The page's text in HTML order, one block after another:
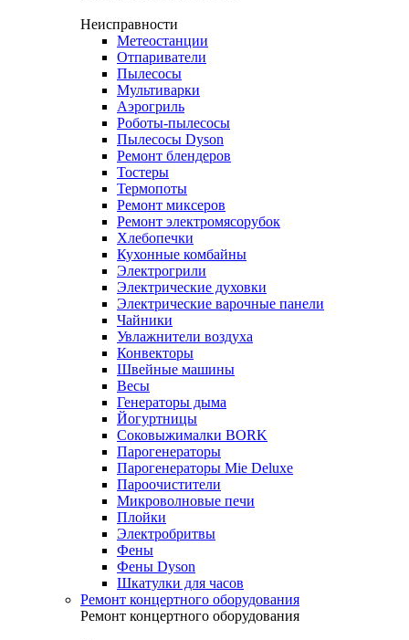
Неисправности
Метеостанции
Отпариватели
Пылесосы
Мультиварки
Аэрогриль
Роботы-пылесосы
Пылесосы Dyson
Ремонт блендеров
Тостеры
Термопоты
Ремонт миксеров
Ремонт электромясорубок
Хлебопечки
Кухонные комбайны
Электрогрили
Электрические духовки
Электрические варочные панели
Чайники
Увлажнители воздуха
Конвекторы
Швейные машины
Весы
Генераторы дыма
Йогуртницы
Соковыжималки BORK
Парогенераторы
Парогенераторы Mie Deluxe
Пароочистители
Микроволновые печи
Плойки
Электробритвы
Фены
Фены Dyson
Шкатулки для часов
Ремонт концертного оборудования
Ремонт концертного оборудования